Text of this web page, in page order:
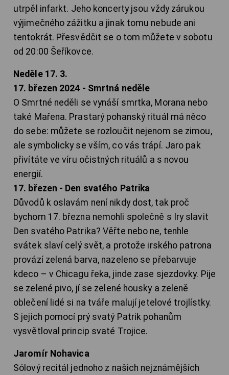
utrpěl infarkt. Jeho koncerty jsou vždy zárukou
výjimečného zážitku a jinak tomu nebude ani
tentokrát. Přesvědčit se o tom můžete v sobotu
od 20:00 Šeříkovce.
Neděle 17. 3.
17. březen 2024 - Smrtná neděle
O Smrtné neděli se vynáší smrtka, Morana nebo
také Mařena. Prastarý pohanský rituál má něco
do sebe: můžete se rozloučit nejenom se zimou,
ale symbolicky se vším, co vás trápí. Jaro pak
přivítáte ve víru očistných rituálů a s novou
energií.
17. březen - Den svatého Patrika
Důvodů k oslavám není nikdy dost, tak proč
bychom 17. března nemohli společně s Iry slavit
Den svatého Patrika? Věřte nebo ne, tenhle
svátek slaví celý svět, a protože irského patrona
provází zelená barva, nazeleno se přebarvuje
kdeco – v Chicagu řeka, jinde zase sjezdovky. Pije
se zelené pivo, jí se zelené housky a zeleně
oblečení lidé si na tváře malují jetelové trojlístky.
S jejich pomocí prý svatý Patrik pohanům
vysvětloval princip svaté Trojice.
Jaromír Nohavica
Sólový recitál jednoho z našich nejznámějších